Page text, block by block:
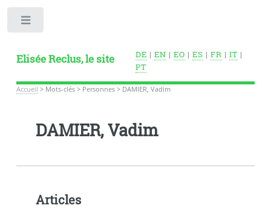
Elisée Reclus, le site DE | EN | EO | ES | FR | IT |
PT
Accueil > Mots-clés> Personnes> DAMIER, Vadim
DAMIER, Vadim
Articles